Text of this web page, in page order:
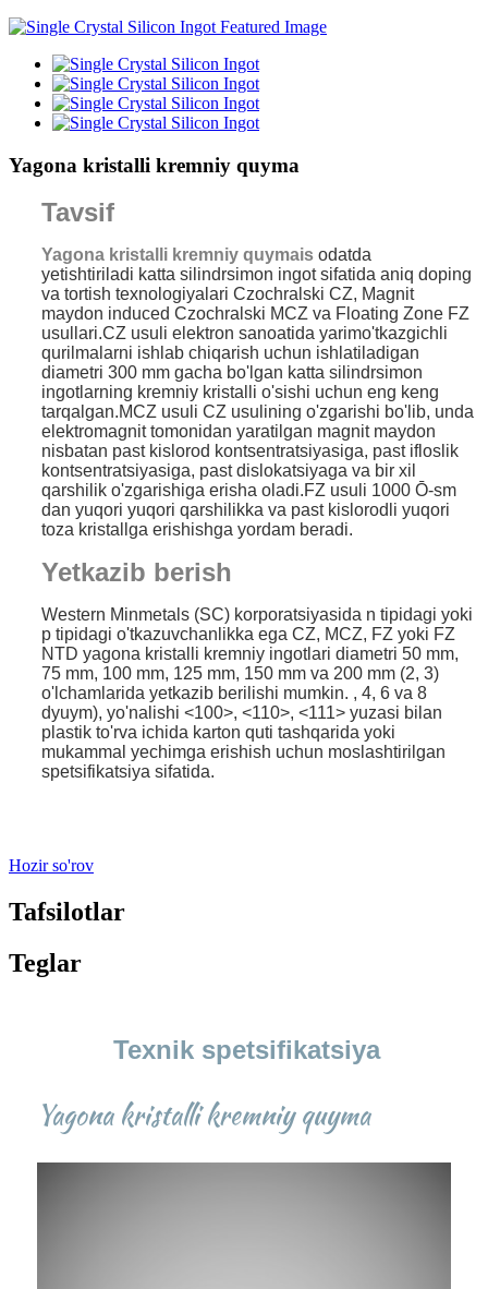
Yagona kristalli kremniy quyma
Tavsif
Yagona kristalli kremniy quymais odatda
yetishtiriladi katta silindrsimon ingot sifatida aniq doping
va tortish texnologiyalari Czochralski CZ, Magnit
maydon induced Czochralski MCZ va Floating Zone FZ
usullari.CZ usuli elektron sanoatida yarimo'tkazgichli
qurilmalarni ishlab chiqarish uchun ishlatiladigan
diametri 300 mm gacha bo'lgan katta silindrsimon
ingotlarning kremniy kristalli o'sishi uchun eng keng
tarqalgan.MCZ usuli CZ usulining o'zgarishi bo'lib, unda
elektromagnit tomonidan yaratilgan magnit maydon
nisbatan past kislorod kontsentratsiyasiga, past ifloslik
kontsentratsiyasiga, past dislokatsiyaga va bir xil
qarshilik o'zgarishiga erisha oladi.FZ usuli 1000 Ō-sm
dan yuqori yuqori qarshilikka va past kislorodli yuqori
toza kristallga erishishga yordam beradi.
Yetkazib berish
Western Minmetals (SC) korporatsiyasida n tipidagi yoki
p tipidagi o'tkazuvchanlikka ega CZ, MCZ, FZ yoki FZ
NTD yagona kristalli kremniy ingotlari diametri 50 mm,
75 mm, 100 mm, 125 mm, 150 mm va 200 mm (2, 3)
o'lchamlarida yetkazib berilishi mumkin. , 4, 6 va 8
dyuym), yo'nalishi <100>, <110>, <111> yuzasi bilan
plastik to'rva ichida karton quti tashqarida yoki
mukammal yechimga erishish uchun moslashtirilgan
spetsifikatsiya sifatida.
Hozir so'rov
Tafsilotlar
Teglar
Texnik spetsifikatsiya
Yagona kristalli kremniy quyma